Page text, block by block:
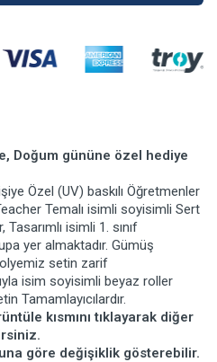
Doğum gününe özel hediye
Özel (UV) baskılı Öğretmenler
Temalı isimli soyisimli Sert
isimli 1. sınıf
yer almaktadır. Gümüş
setin zarif
isim soyisimli beyaz roller
Tamamlayıcılardır.
kısmını tıklayarak diğer
göre değişiklik gösterebilir.